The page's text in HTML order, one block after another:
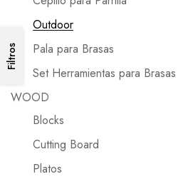
Outdoor
Pala para Brasas
Set Herramientas para Brasas
WOOD
Blocks
Cutting Board
Platos
Filtros